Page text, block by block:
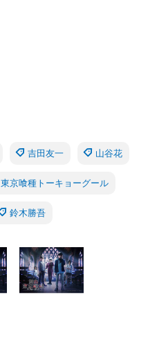
吉田友一 山谷花
東京喰種トーキョーグール
鈴木勝吾